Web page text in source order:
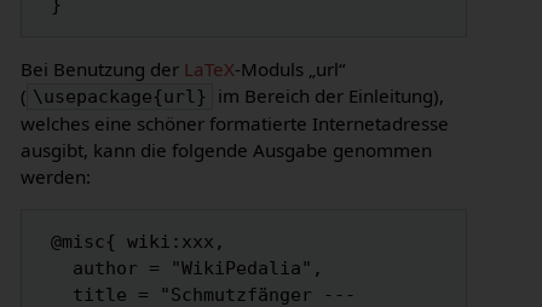
Bei Benutzung der LaTeX-Moduls „url“
( \usepackage{url}
im Bereich der Einleitung),
welches eine schöner formatierte Internetadresse
ausgibt, kann die folgende Ausgabe genommen
werden:
@misc{ wiki:xxx,